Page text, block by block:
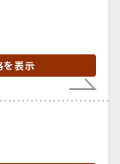
を表示